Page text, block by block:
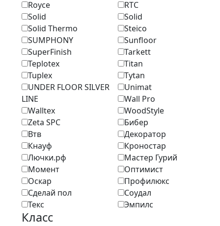
Royce
RTC
Solid
Solid
Solid Thermo
Steico
SUMPHONY
Sunfloor
SuperFinish
Tarkett
Teplotex
Titan
Tuplex
Tytan
UNDER FLOOR SILVER
LINE
Unimat
Wall Pro
Walltex
WoodStyle
Zeta SPC
Бибер
Втв
Декоратор
Кнауф
Кроностар
Лючки.рф
Мастер Гурий
Момент
Оптимист
Оскар
Профилюкс
Сделай пол
Соудал
Текс
Эмпилс
Класс